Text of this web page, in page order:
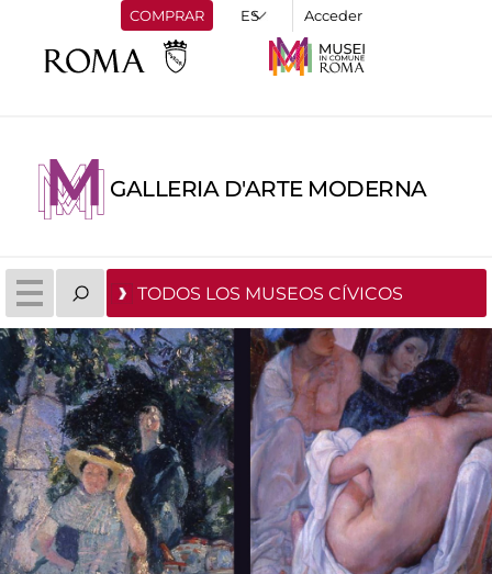
COMPRAR Acceder
GALLERIA D'ARTE MODERNA
TODOS LOS MUSEOS CÍVICOS